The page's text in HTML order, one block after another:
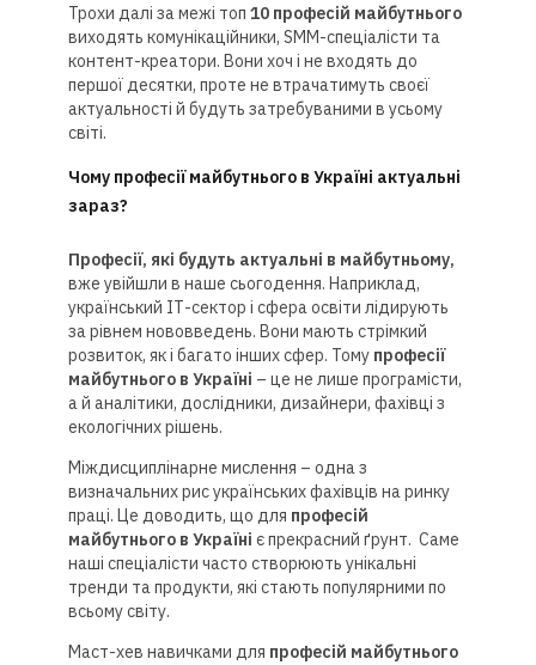
Трохи далі за межі топ 10 професій майбутнього
виходять комунікаційники, SMM-спеціалісти та
контент-креатори. Вони хоч і не входять до
першої десятки, проте не втрачатимуть своєї
актуальності й будуть затребуваними в усьому
світі.
Чому професії майбутнього в Україні актуальні
зараз?
Професії, які будуть актуальні в майбутньому,
вже увійшли в наше сьогодення. Наприклад,
український ІТ-сектор і сфера освіти лідирують
за рівнем нововведень. Вони мають стрімкий
розвиток, як і багато інших сфер. Тому професії
майбутнього в Україні – це не лише програмісти,
а й аналітики, дослідники, дизайнери, фахівці з
екологічних рішень.
Міждисциплінарне мислення – одна з
визначальних рис українських фахівців на ринку
праці. Це доводить, що для професій
майбутнього в Україні є прекрасний ґрунт. Саме
наші спеціалісти часто створюють унікальні
тренди та продукти, які стають популярними по
всьому світу.
Маст-хев навичками для професій майбутнього